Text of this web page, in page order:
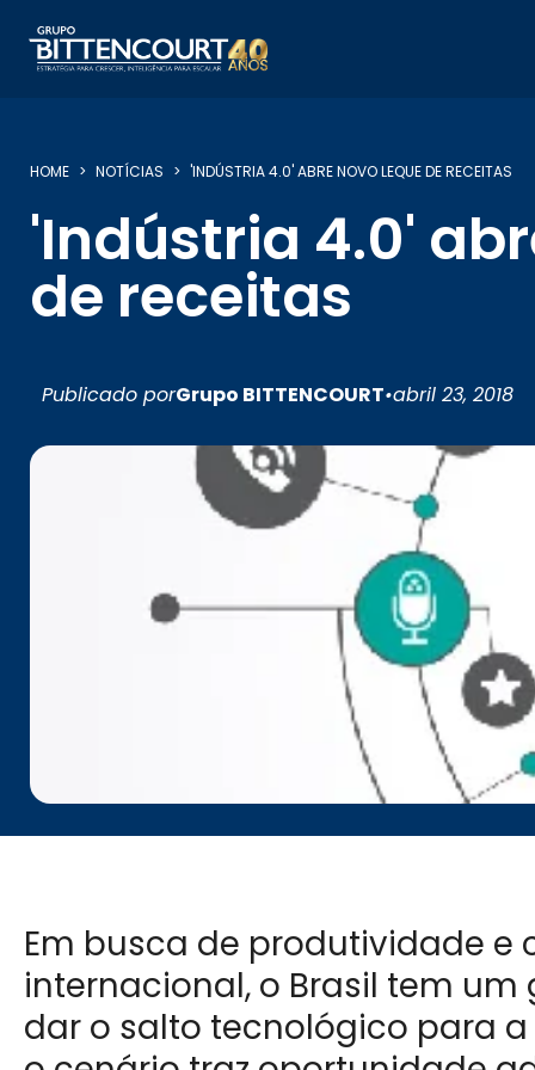
HOME NOTÍCIAS 'INDÚSTRIA 4.0' ABRE NOVO LEQUE DE RECEITAS
'Indústria 4.0'
de receitas
Publicado porGrupo BITTENCOURT•abril 23, 2018
Em busca de produtividade
internacional, o Brasil tem
dar o salto tecnológico para a